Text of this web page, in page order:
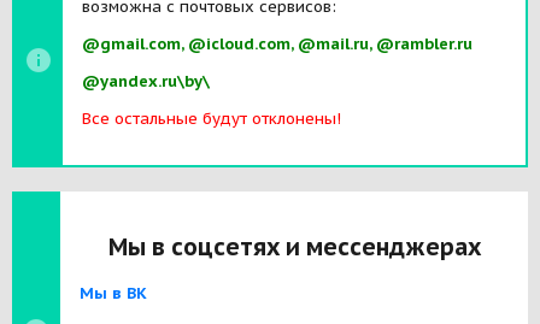
м
ы
а
а
а
возможна с почтовых сервисов:
@gmail.com, @icloud.com, @mail.ru, @rambler.ru
@yandex.ru\by\
Все остальные будут отклонены!
Мы в соцсетях и мессенджерах
Мы в ВК